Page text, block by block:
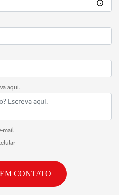
aqui.
mail
CONTATO